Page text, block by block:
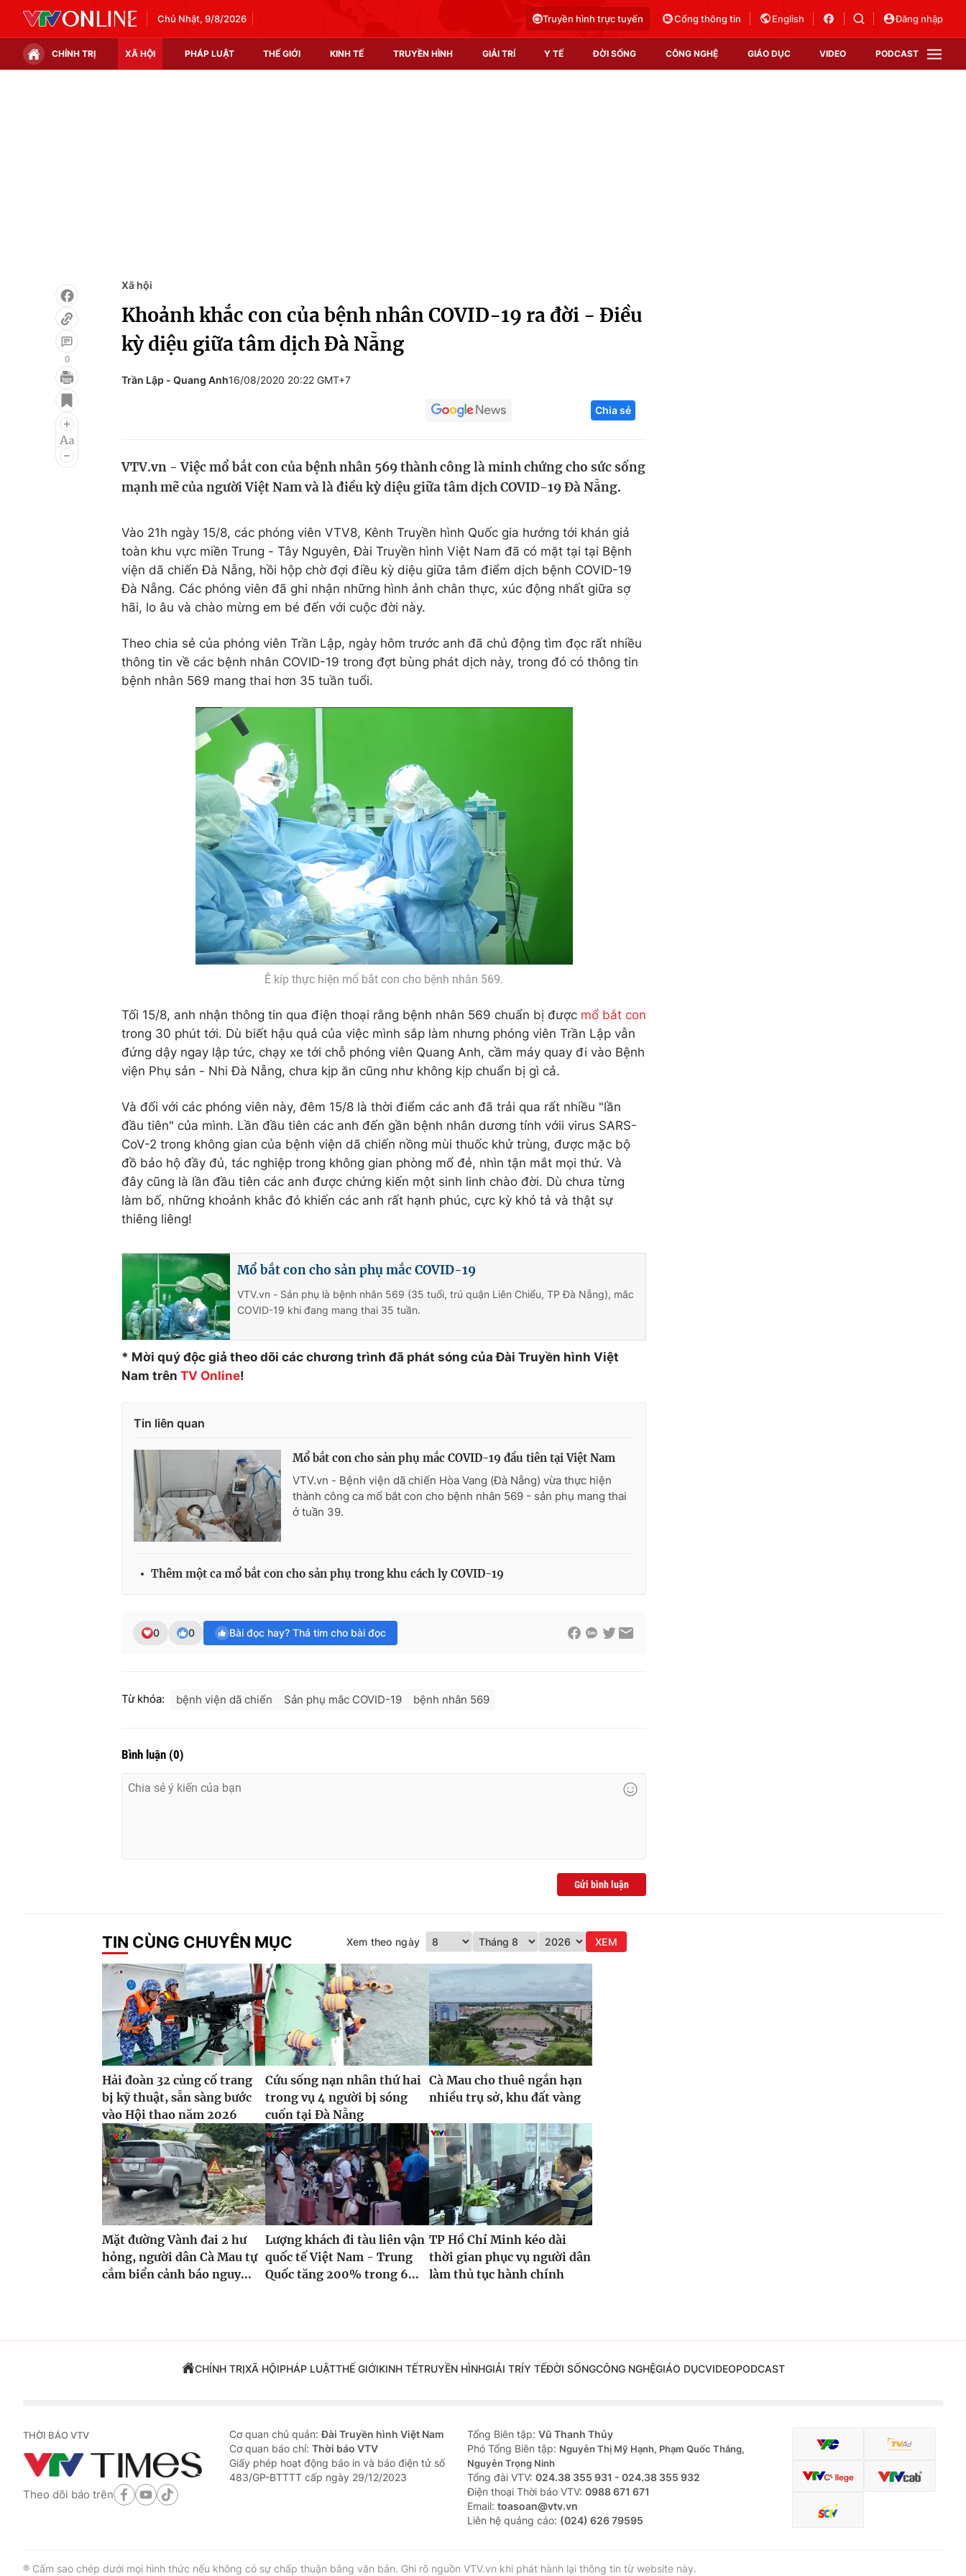
Chủ Nhật, 9/8/2026 Truyền hình trực tuyến Cổng thông tin English Đăng nhập
CHÍNH TRỊ XÃ HỘI PHÁP LUẬT THẾ GIỚI KINH TẾ TRUYỀN HÌNH GIẢI TRÍ Y TẾ ĐỜI SỐNG CÔNG NGHỆ GIÁO DỤC VIDEO PODCAST
Infographic
Điện ảnh
Âm nhạc
Chất lượng cuộc sống
Tuyển sinh
Hitech Công nghệ tương lai
Thị trường
0
Xã hội
Khoảnh khắc con của bệnh nhân COVID-19 ra đời - Điều
kỳ diệu giữa tâm dịch Đà Nẵng
Trần Lập - Quang Anh16/08/2020 20:22 GMT+7
Chia sẻ
VTV.vn - Việc mổ bắt con của bệnh nhân 569 thành công là minh chứng cho sức sống
mạnh mẽ của người Việt Nam và là điều kỳ diệu giữa tâm dịch COVID-19 Đà Nẵng.
Vào 21h ngày 15/8, các phóng viên VTV8, Kênh Truyền hình Quốc gia hướng tới khán giả
toàn khu vực miền Trung - Tây Nguyên, Đài Truyền hình Việt Nam đã có mặt tại tại Bệnh
viện dã chiến Đà Nẵng, hồi hộp chờ đợi điều kỳ diệu giữa tâm điểm dịch bệnh COVID-19
Đà Nẵng. Các phóng viên đã ghi nhận những hình ảnh chân thực, xúc động nhất giữa sợ
hãi, lo âu và chào mừng em bé đến với cuộc đời này.
Theo chia sẻ của phóng viên Trần Lập, ngày hôm trước anh đã chủ động tìm đọc rất nhiều
thông tin về các bệnh nhân COVID-19 trong đợt bùng phát dịch này, trong đó có thông tin
bệnh nhân 569 mang thai hơn 35 tuần tuổi.
Ê kíp thực hiện mổ bắt con cho bệnh nhân 569.
Tối 15/8, anh nhận thông tin qua điện thoại rằng bệnh nhân 569 chuẩn bị được mổ bắt con
trong 30 phút tới. Dù biết hậu quả của việc mình sắp làm nhưng phóng viên Trần Lập vẫn
đứng dậy ngay lập tức, chạy xe tới chỗ phóng viên Quang Anh, cầm máy quay đi vào Bệnh
viện Phụ sản - Nhi Đà Nẵng, chưa kịp ăn cũng như không kịp chuẩn bị gì cả.
Và đối với các phóng viên này, đêm 15/8 là thời điểm các anh đã trải qua rất nhiều "lần
đầu tiên" của mình. Lần đầu tiên các anh đến gần bệnh nhân dương tính vớii virus SARS-
CoV-2 trong không gian của bệnh viện dã chiến nồng mùi thuốc khử trùng, được mặc bộ
đồ bảo hộ đầy đủ, tác nghiệp trong không gian phòng mổ đẻ, nhìn tận mắt mọi thứ. Và
đây cũng là lần đầu tiên các anh được chứng kiến một sinh linh chào đời. Dù chưa từng
làm bố, những khoảnh khắc đó khiến các anh rất hạnh phúc, cực kỳ khó tả và thật sự
thiêng liêng!
Mổ bắt con cho sản phụ mắc COVID-19
VTV.vn - Sản phụ là bệnh nhân 569 (35 tuổi, trú quận Liên Chiểu, TP Đà Nẵng), mắc
COVID-19 khi đang mang thai 35 tuần.
* Mời quý độc giả theo dõi các chương trình đã phát sóng của Đài Truyền hình Việt
Nam trên TV Online!
Tin liên quan
Mổ bắt con cho sản phụ mắc COVID-19 đầu tiên tại Việt Nam
VTV.vn - Bệnh viện dã chiến Hòa Vang (Đà Nẵng) vừa thực hiện
thành công ca mổ bắt con cho bệnh nhân 569 - sản phụ mang thai
ở tuần 39.
Thêm một ca mổ bắt con cho sản phụ trong khu cách ly COVID-19
0 0 Bài đọc hay? Thả tim cho bài đọc
Từ khóa: bệnh viện dã chiến Sản phụ mắc COVID-19 bệnh nhân 569
Bình luận (0)
Gửi bình luận
TIN CÙNG CHUYÊN MỤC Xem theo ngày XEM
Hải đoàn 32 củng cố trang
bị kỹ thuật, sẵn sàng bước
vào Hội thao năm 2026
Cứu sống nạn nhân thứ hai
trong vụ 4 người bị sóng
cuốn tại Đà Nẵng
Cà Mau cho thuê ngắn hạn
nhiều trụ sở, khu đất vàng
Mặt đường Vành đai 2 hư
hỏng, người dân Cà Mau tự
cắm biển cảnh báo nguy...
Lượng khách đi tàu liên vận
quốc tế Việt Nam - Trung
Quốc tăng 200% trong 6...
TP Hồ Chí Minh kéo dài
thời gian phục vụ người dân
làm thủ tục hành chính
CHÍNH TRỊXÃ HỘIPHÁP LUẬTTHẾ GIỚIKINH TẾTRUYỀN HÌNHGIẢI TRÍY TẾĐỜI SỐNGCÔNG NGHỆGIÁO DỤCVIDEOPODCAST
THỜI BÁO VTV
Theo dõi báo trên
Cơ quan chủ quản:Đài Truyền hình Việt Nam
Cơ quan báo chí: Thời báo VTV
Giấy phép hoạt động báo in và báo điện tử số
483/GP-BTTTT cấp ngày 29/12/2023
Tổng Biên tập: Vũ Thanh Thủy
Phó Tổng Biên tập: Nguyễn Thị Mỹ Hạnh, Phạm Quốc Thắng,
Nguyễn Trọng Ninh
Tổng đài VTV: 024.38 355 931 - 024.38 355 932
Ðiện thoại Thời báo VTV: 0988 671 671
Email: toasoan@vtv.vn
Liên hệ quảng cáo: (024) 626 79595
® Cấm sao chép dưới mọi hình thức nếu không có sự chấp thuận bằng văn bản. Ghi rõ nguồn VTV.vn khi phát hành lại thông tin từ website này.